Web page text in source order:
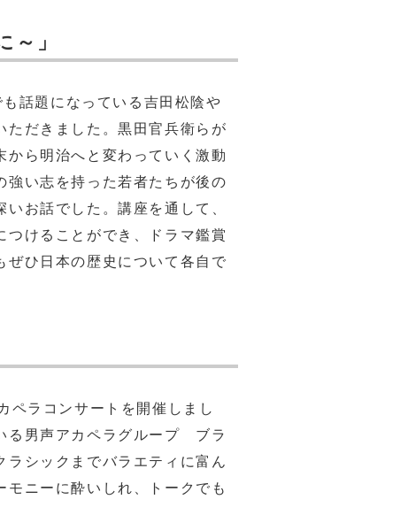
」
話題になっている吉田松陰や
ただきました。黒田官兵衛らが
から明治へと変わっていく激動
強い志を持った若者たちが後の
お話でした。講座を通して、
つけることができ、ドラマ鑑賞
ぜひ日本の歴史について各自で
ペラコンサートを開催しまし
る男声アカペラグループ ブラ
ラシックまでバラエティに富ん
ニーに酔いしれ、トークでも